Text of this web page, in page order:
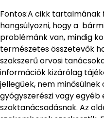
Fontos:A cikk
hangsúlyozni, hogy a
problémánk van, mindig
természetes összetevők
szakszerű orvosi
információk kizárólag
jellegűek, nem minősülnek
gyógyszerészi vagy egyéb
szaktanácsadásnak. Az